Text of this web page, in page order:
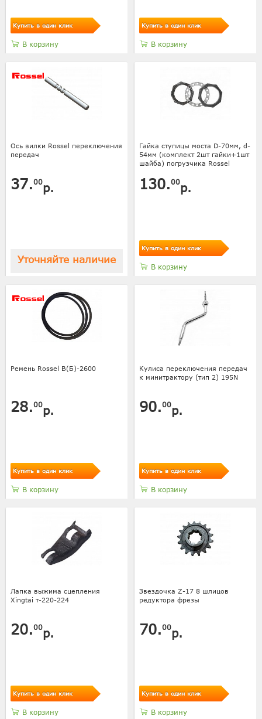
Купить в один клик
В корзину
Купить в один клик
В корзину
Ось вилки Rossel переключения
передач
37.00р.
Уточняйте наличие
Гайка ступицы моста D-70мм, d-
54мм (комплект 2шт гайки+1шт
шайба) погрузчика Rossel
130.00р.
Купить в один клик
В корзину
Ремень Rossel В(Б)-2600
28.00р.
Купить в один клик
В корзину
Кулиса переключения передач
к минитрактору (тип 2) 195N
90.00р.
Купить в один клик
В корзину
Лапка выжима сцепления
Xingtai т-220-224
20.00р.
Купить в один клик
В корзину
Звездочка Z-17 8 шлицов
редуктора фрезы
70.00р.
Купить в один клик
В корзину